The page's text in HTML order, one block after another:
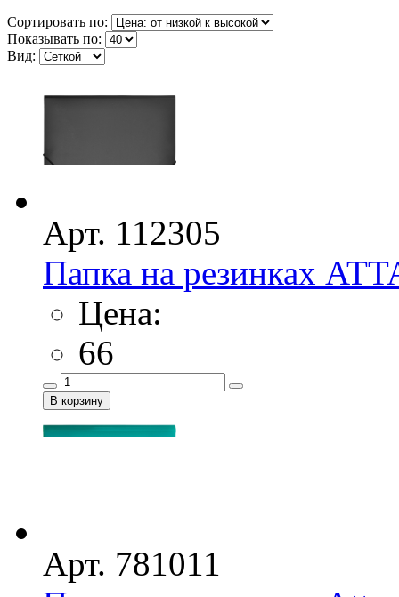
Сортировать по:
Показывать по:
Вид:
Арт. 112305
Папка на резинках
Цена:
66
Арт. 781011